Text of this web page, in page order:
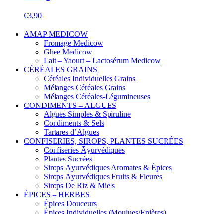
€3,90
AMAP MEDICOW
Fromage Medicow
Ghee Medicow
Lait – Yaourt – Lactosérum Medicow
CÉRÉALES GRAINS
Céréales Individuelles Grains
Mélanges Céréales Grains
Mélanges Céréales-Légumineuses
CONDIMENTS – ALGUES
Algues Simples & Spiruline
Condiments & Sels
Tartares d’Algues
CONFISERIES, SIROPS, PLANTES SUCRÉES
Confiseries Āyurvédiques
Plantes Sucrées
Sirops Āyurvédiques Aromates & Épices
Sirops Āyurvédiques Fruits & Fleures
Sirops De Riz & Miels
ÉPICES – HERBES
Épices Douceurs
Épices Individuelles (Moulues/Enières)